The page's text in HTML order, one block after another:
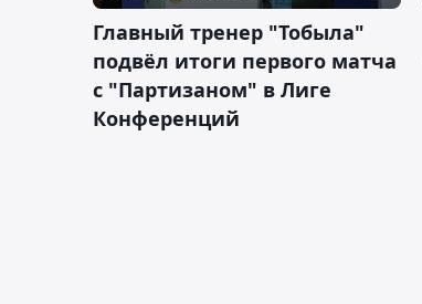
Главный тренер "Тобыла"
подвёл итоги первого матча
с "Партизаном" в Лиге
Конференций